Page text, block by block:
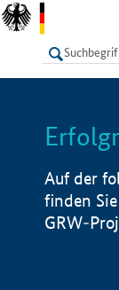
LISTE
Auf der
finden
GRW-